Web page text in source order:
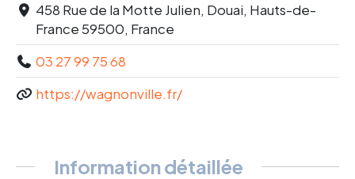
458 Rue de la Motte Julien, Douai, Hauts-de-
France 59500, France
03 27 99 75 68
https://wagnonville.fr/
Information détaillée